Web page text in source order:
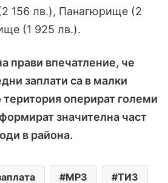
156 лв.), Панагюрище (2
(1 925 лв.).
прави впечатление, че
заплати са в малки
оперират големи
значителна част
в района.
МРЗ ТИЗ